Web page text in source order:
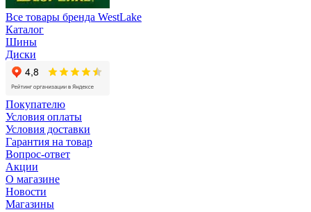
Все товары бренда WestLake
Каталог
Шины
Диски
Покупателю
Условия оплаты
Условия доставки
Гарантия на товар
Вопрос-ответ
Акции
О магазине
Новости
Магазины